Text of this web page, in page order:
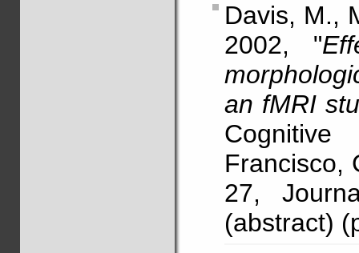
Davis, M.,
2002, "
an fMRI
Cognitive
Francisco,
27,
(abstract)